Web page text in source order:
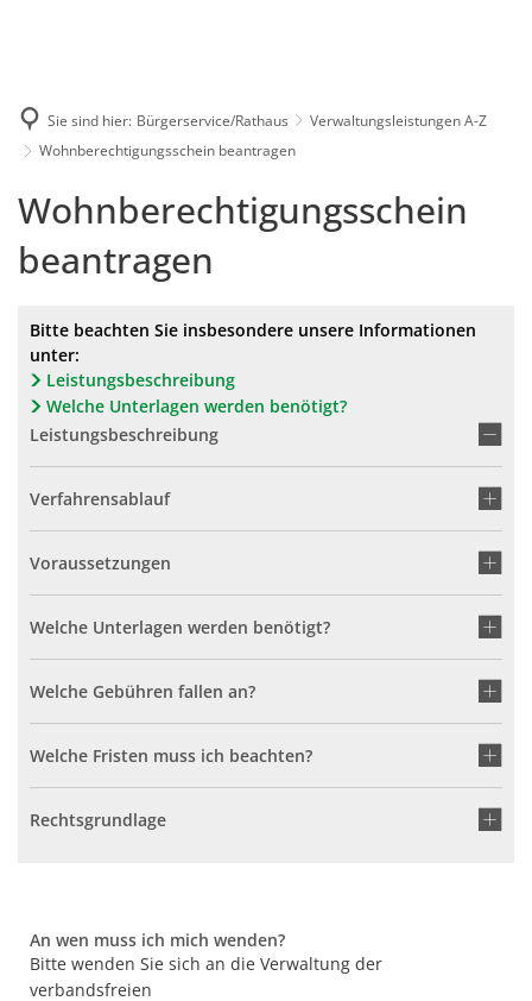
Sie sind hier: Bürgerservice/Rathaus
Verwaltungsleistungen A-Z
Wohnberechtigungsschein beantragen
Wohnberechtigungsschein
beantragen
Bitte beachten Sie insbesondere unsere Informationen
unter:
Leistungsbeschreibung
Welche Unterlagen werden benötigt?
Leistungsbeschreibung
Verfahrensablauf
Voraussetzungen
Welche Unterlagen werden benötigt?
Welche Gebühren fallen an?
Welche Fristen muss ich beachten?
Rechtsgrundlage
An wen muss ich mich wenden?
Bitte wenden Sie sich an die Verwaltung der
verbandsfreien